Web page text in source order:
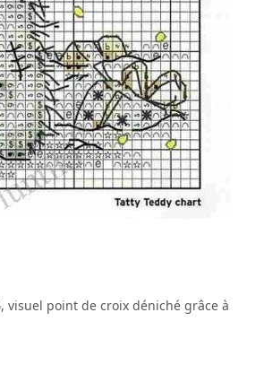
, visuel point de croix déniché grâce à